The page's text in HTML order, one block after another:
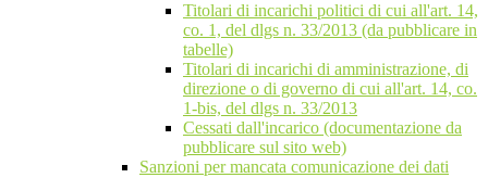
Titolari di incarichi politici di cui all'art. 14,
co. 1, del dlgs n. 33/2013 (da pubblicare in
tabelle)
Titolari di incarichi di amministrazione, di
direzione o di governo di cui all'art. 14, co.
1-bis, del dlgs n. 33/2013
Cessati dall'incarico (documentazione da
pubblicare sul sito web)
Sanzioni per mancata comunicazione dei dati